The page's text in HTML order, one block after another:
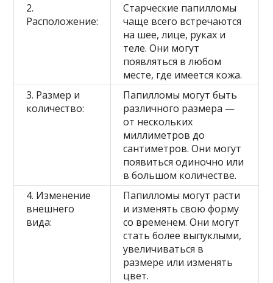
2.
Расположение:
Старческие папилломы
чаще всего встречаются
на шее, лице, руках и
теле. Они могут
появляться в любом
месте, где имеется кожа.
3. Размер и
количество:
Папилломы могут быть
различного размера —
от нескольких
миллиметров до
сантиметров. Они могут
появиться одиночно или
в большом количестве.
4. Изменение
внешнего
вида:
Папилломы могут расти
и изменять свою форму
со временем. Они могут
стать более выпуклыми,
увеличиваться в
размере или изменять
цвет.